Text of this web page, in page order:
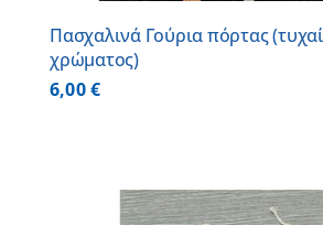
Πασχαλινά Γούρια πόρτας
χρώματος)
6,00€